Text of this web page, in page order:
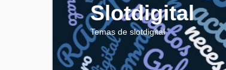
Slotdigital
Temas de slotdigital